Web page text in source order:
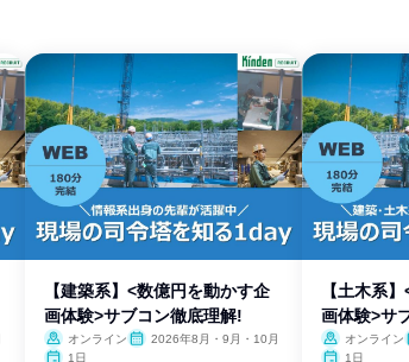
【建築系】<数億円を動かす企
画体験>サブコン徹底理解!
オンライン
2026年8月・9月・10月
1日
【土木系
画体験>サ
オンライン
1日